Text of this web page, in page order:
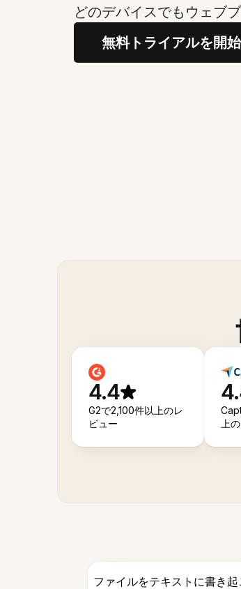
どのデバイスでもウェブ
無料トライアルを開
4.4
G2で2,100件以上のレ
ビュー
上
ファイルをテキストに書き起